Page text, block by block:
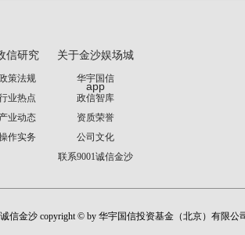
信研究
策法规
业热点
产业动态
作实务
关于金沙娱场城
app
华宇国信
政信智库
资质荣誉
公司文化
联系9001诚信金沙
信金沙 copyright © by 华宇国信投资基金（北京）有限公